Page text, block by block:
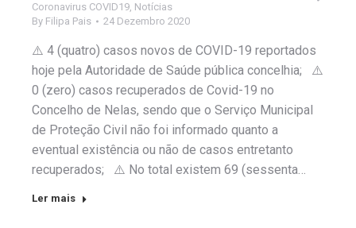
Coronavirus COVID19, Notícias
By Filipa Pais 24 Dezembro 2020
⚠️ 4 (quatro) casos novos de COVID-19 reportados
hoje pela Autoridade de Saúde pública concelhia; ⚠️
0 (zero) casos recuperados de Covid-19 no
Concelho de Nelas, sendo que o Serviço Municipal
de Proteção Civil não foi informado quanto a
eventual existência ou não de casos entretanto
recuperados; ⚠️ No total existem 69 (sessenta…
Ler mais